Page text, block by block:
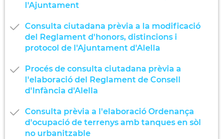
l'Ajuntament
Consulta ciutadana prèvia a la modificació
del Reglament d'honors, distincions i
protocol de l'Ajuntament d'Alella
Procés de consulta ciutadana prèvia a
l'elaboració del Reglament de Consell
d'Infància d'Alella
Consulta prèvia a l'elaboració Ordenança
d'ocupació de terrenys amb tanques en sòl
no urbanitzable